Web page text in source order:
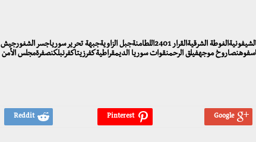
إدلباحسمالتحالف الدوليالتمانعةالحسكةالدفاع المدني السوريالرقةالريحانالشيفونيةالغوطة الشرقيةالقرار 2401اللطامنةجبل الزاويةجبهة تحرير سورياجسر الشغورجيش
موجهفيلق الرحمنقوات سوريا الديمقراطيةكفرزيتاكفرنبلكنصفرةمجلس الأمن